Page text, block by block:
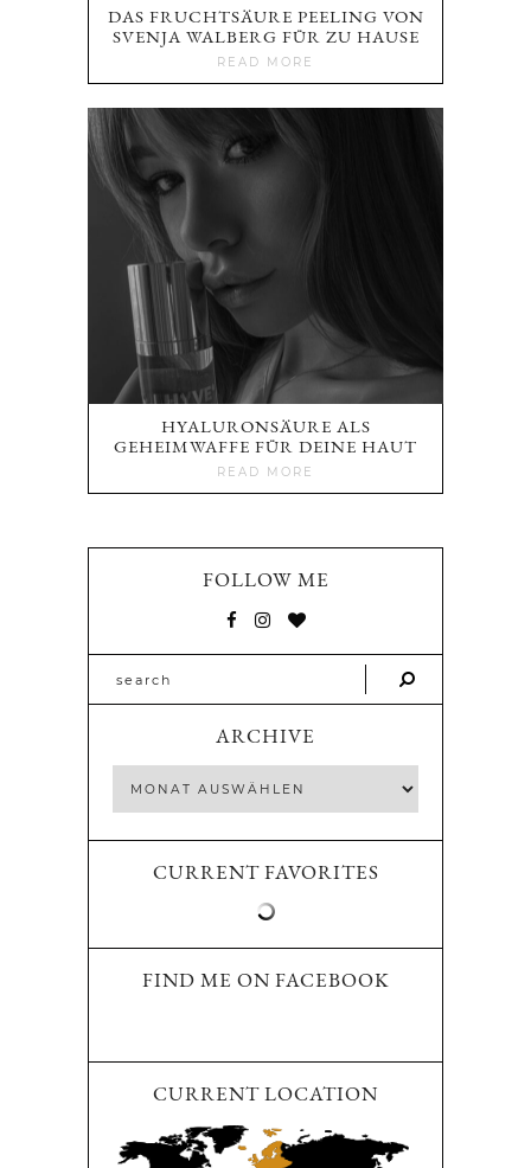
DAS FRUCHTSÄURE PEELING VON
SVENJA WALBERG FÜR ZU HAUSE
READ MORE
HYALURONSÄURE ALS
GEHEIMWAFFE FÜR DEINE HAUT
READ MORE
FOLLOW ME
ARCHIVE
CURRENT FAVORITES
FIND ME ON FACEBOOK
CURRENT LOCATION